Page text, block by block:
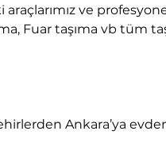
Fuar taşıma vb tüm